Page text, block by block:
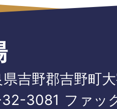
吉野郡吉野町
3081 ファッ